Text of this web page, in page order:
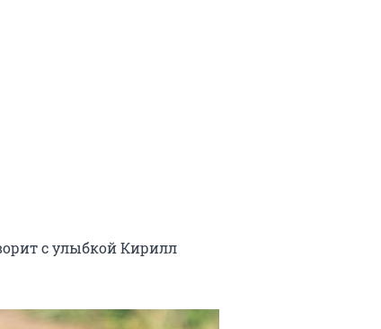
с улыбкой Кирилл